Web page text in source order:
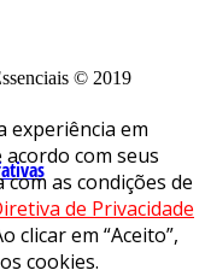
© 2019
experiência em
com seus
as condições de
de Privacidade
clicar em “Aceito”,
cookies.